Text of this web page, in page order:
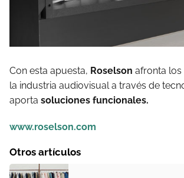
Con esta apuesta, Roselson afronta
la industria audiovisual a través de
aporta soluciones funcionales.
www.roselson.com
Otros artículos